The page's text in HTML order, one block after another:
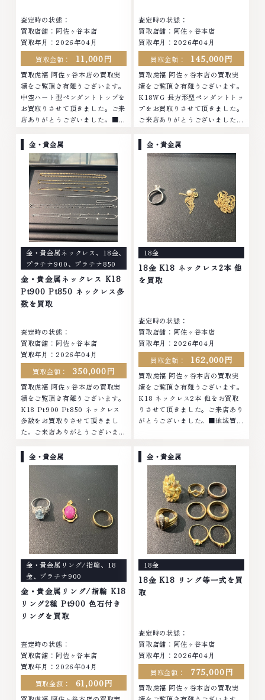
中無休
中無休
査定時の状態：
買取店舗：阿佐ヶ谷本店
買取年月：2026年04月
買取金額：
11,000円
買取虎福 阿佐ヶ谷本店の買取実
績をご覧頂き有難うございます。
中空ハート型ペンダントトップを
お買取りさせて頂きました。ご来
店ありがとうございました。■地
イヤモンド ブランド品 ブランド
衣類 お酒買取りのことなら、お
任せくださいなかでも金・プラチ
ナ等のアクセサリー・貴金属・宝
石・ダイヤモンド・ジュエリーや
ブランド品・時計等は特に自信を
持って、高額査定を実現しており
ます。 古くて使わなくなってし
まったアクセサリー、動かなくな
ってしまった腕時計、多くのお品
物の高価買取りを実現しており、
他店ではお値段の付かなかったお
品物でも、一点一点丁寧に無料で
査定します。お気軽にご連絡くだ
さい。TEL: 0120-959-764営
業時間: 10:00～19:00定休日: 年
査定時の状態：
買取店舗：阿佐ヶ谷本店
買取年月：2026年04月
買取金額：
145,000円
買取虎福 阿佐ヶ谷本店の買取実
績をご覧頂き有難うございます。
K18WG 長方形型ペンダントトッ
プをお買取りさせて頂きました。
ご来店ありがとうございました。
ナ ダイヤモンド ブランド品 ブラ
ンド衣類 お酒買取りのことな
ら、お任せくださいなかでも金・
プラチナ等のアクセサリー・貴金
属・宝石・ダイヤモンド・ジュエ
リーや ブランド品・時計等は特
に自信を持って、高額査定を実現
しております。 古くて使わなく
なってしまったアクセサリー、動
かなくなってしまった腕時計、多
くのお品物の高価買取りを実現し
ており、他店ではお値段の付かな
かったお品物でも、一点一点丁寧
19:00定休日: 年中無休
金・貴金属
金・貴金属ネックレス 、 18金、
プラチナ900、 プラチナ850
金・貴金属ネックレス K18
Pt900 Pt850 ネックレス多
数を買取
査定時の状態：
買取店舗：阿佐ヶ谷本店
買取年月：2026年04月
買取金額：
350,000円
買取虎福 阿佐ヶ谷本店の買取実
績をご覧頂き有難うございます。
K18 Pt900 Pt850 ネックレス
多数をお買取りさせて頂きまし
た。ご来店ありがとうございまし
ラチナ ダイヤモンド ブランド品
ブランド衣類 お酒買取りのこと
なら、お任せくださいなかでも
金・プラチナ等のアクセサリー・
貴金属・宝石・ダイヤモンド・ジ
ュエリーや ブランド品・時計等
は特に自信を持って、高額査定を
実現しております。 古くて使わ
なくなってしまったアクセサリ
ー、動かなくなってしまった腕時
計、多くのお品物の高価買取りを
実現しており、他店ではお値段の
付かなかったお品物でも、一点一
点丁寧に無料で査定します。お気
軽にご連絡ください。TEL:
0120-959-764営業時間: 10:00
金・貴金属
18金
18金 K18 ネックレス2本 他
を買取
査定時の状態：
買取店舗：阿佐ヶ谷本店
買取年月：2026年04月
買取金額：
162,000円
買取虎福 阿佐ヶ谷本店の買取実
績をご覧頂き有難うございます。
K18 ネックレス2本 他をお買取
りさせて頂きました。ご来店あり
がとうございました。■地域買取
酒買取りのことなら、お任せくだ
さいなかでも金・プラチナ等のア
クセサリー・貴金属・宝石・ダイ
ヤモンド・ジュエリーや ブラン
ド品・時計等は特に自信を持っ
て、高額査定を実現しておりま
す。 古くて使わなくなってしま
ったアクセサリー、動かなくなっ
てしまった腕時計、多くのお品物
の高価買取りを実現しており、他
店ではお値段の付かなかったお品
物でも、一点一点丁寧に無料で査
定します。お気軽にご連絡くださ
金・貴金属
金・貴金属リング/指輪、 18
金、 プラチナ900
金・貴金属リング/指輪 K18
リング2種 Pt900 色石付き
リングを買取
査定時の状態：
買取店舗：阿佐ヶ谷本店
買取年月：2026年04月
買取金額：
61,000円
金・貴金属
18金
18金 K18 リング等一式を買
取
査定時の状態：
買取店舗：阿佐ヶ谷本店
買取年月：2026年04月
買取金額：
775,000円
買取虎福 阿佐ヶ谷本店の買取実